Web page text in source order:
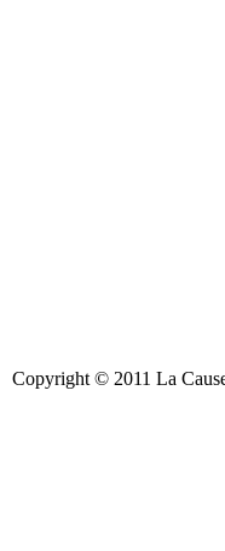
Copyright © 2011 La